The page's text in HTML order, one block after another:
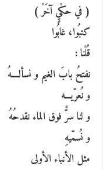
( في حكْيٍ آخَرْ )
كتبُوا، غابُوا
قُلْنا :
نفتحُ بابَ الغيم و نسألــــهُ
و نُعرّيـــه
و لنا سرٌّ فوق الماء نقدحُهُ
و نُسمّيهِ
مثل الأنباء الأولى